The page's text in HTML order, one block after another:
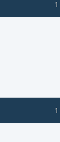
1
1